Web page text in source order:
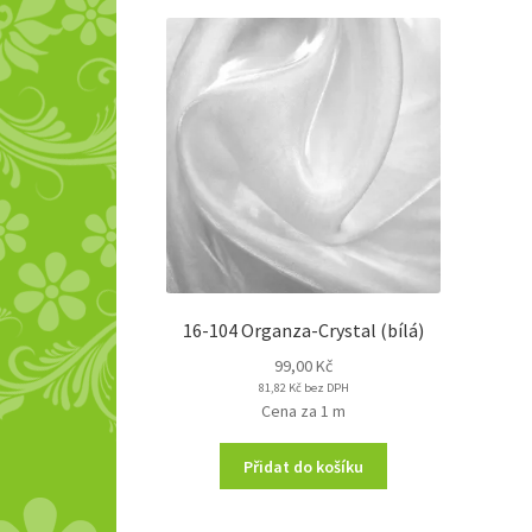
16-104 Organza-Crystal (bílá)
99,00Kč
81,82 Kčbez DPH
Cena za 1 m
Přidat do košíku